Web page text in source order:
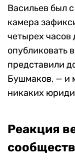
Васильев был
камера
четырех часов
опубликовать
представили
Бушмаков, — и
никаких
Реакция